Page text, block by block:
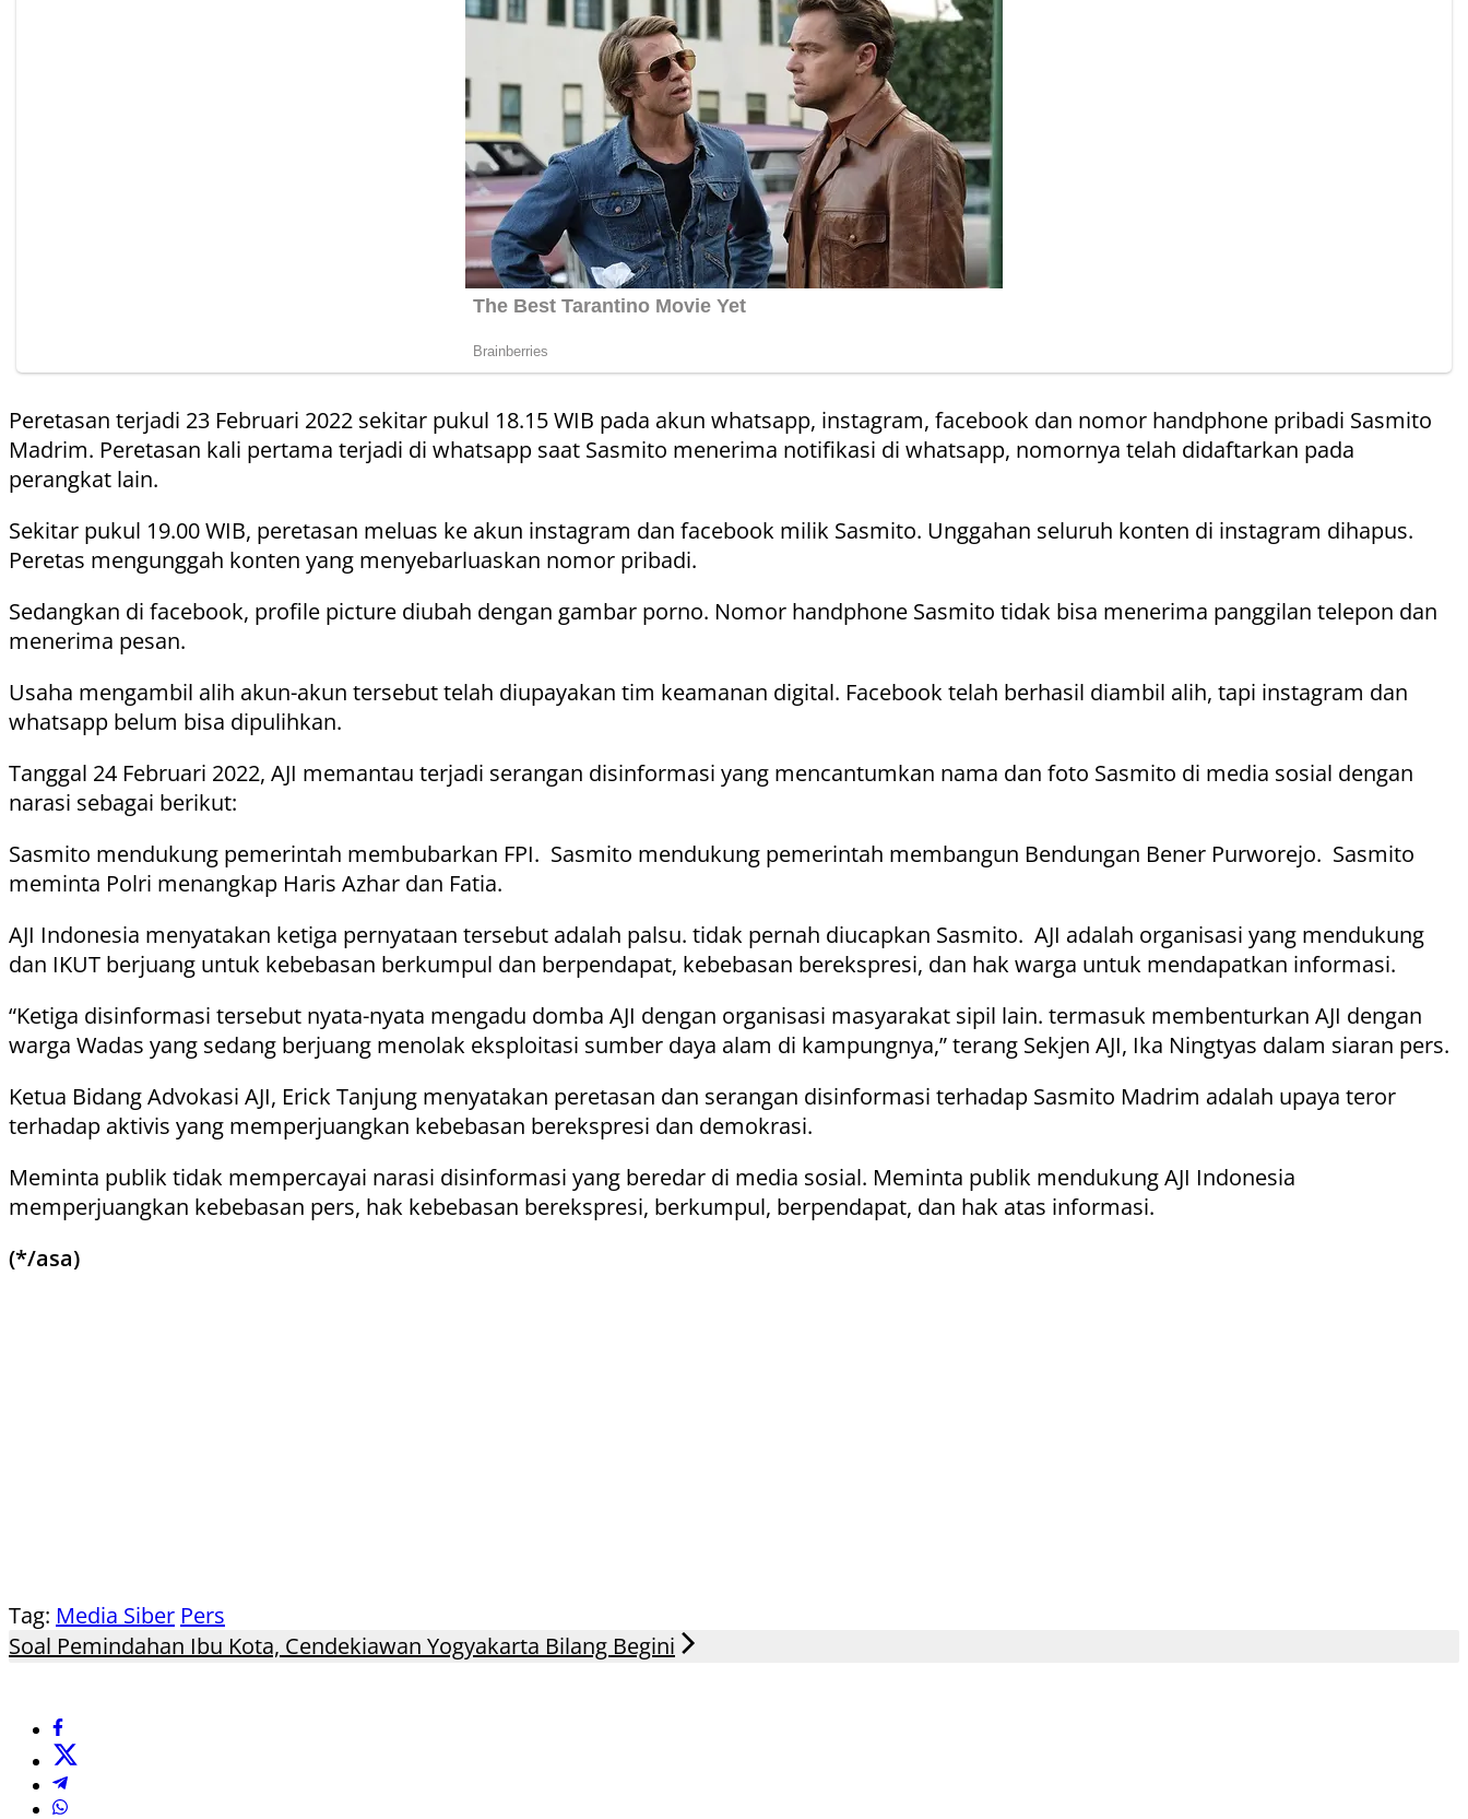
Peretasan terjadi 23 Februari 2022 sekitar pukul 18.15 WIB pada akun whatsapp, instagram, facebook dan nomor handphone pribadi Sasmito
Madrim. Peretasan kali pertama terjadi di whatsapp saat Sasmito menerima notifikasi di whatsapp, nomornya telah didaftarkan pada
perangkat lain.
Sekitar pukul 19.00 WIB, peretasan meluas ke akun instagram dan facebook milik Sasmito. Unggahan seluruh konten di instagram dihapus.
Peretas mengunggah konten yang menyebarluaskan nomor pribadi.
Sedangkan di facebook, profile picture diubah dengan gambar porno. Nomor handphone Sasmito tidak bisa menerima panggilan telepon dan
menerima pesan.
Usaha mengambil alih akun-akun tersebut telah diupayakan tim keamanan digital. Facebook telah berhasil diambil alih, tapi instagram dan
whatsapp belum bisa dipulihkan.
Tanggal 24 Februari 2022, AJI memantau terjadi serangan disinformasi yang mencantumkan nama dan foto Sasmito di media sosial dengan
narasi sebagai berikut:
Sasmito mendukung pemerintah membubarkan FPI. Sasmito mendukung pemerintah membangun Bendungan Bener Purworejo. Sasmito
meminta Polri menangkap Haris Azhar dan Fatia.
AJI Indonesia menyatakan ketiga pernyataan tersebut adalah palsu. tidak pernah diucapkan Sasmito. AJI adalah organisasi yang mendukung
dan IKUT berjuang untuk kebebasan berkumpul dan berpendapat, kebebasan berekspresi, dan hak warga untuk mendapatkan informasi.
“Ketiga disinformasi tersebut nyata-nyata mengadu domba AJI dengan organisasi masyarakat sipil lain. termasuk membenturkan AJI dengan
warga Wadas yang sedang berjuang menolak eksploitasi sumber daya alam di kampungnya,” terang Sekjen AJI, Ika Ningtyas dalam siaran pers.
Ketua Bidang Advokasi AJI, Erick Tanjung menyatakan peretasan dan serangan disinformasi terhadap Sasmito Madrim adalah upaya teror
terhadap aktivis yang memperjuangkan kebebasan berekspresi dan demokrasi.
Meminta publik tidak mempercayai narasi disinformasi yang beredar di media sosial. Meminta publik mendukung AJI Indonesia
memperjuangkan kebebasan pers, hak kebebasan berekspresi, berkumpul, berpendapat, dan hak atas informasi.
(*/asa)
Tag: Media Siber Pers
Soal Pemindahan Ibu Kota, Cendekiawan Yogyakarta Bilang Begini